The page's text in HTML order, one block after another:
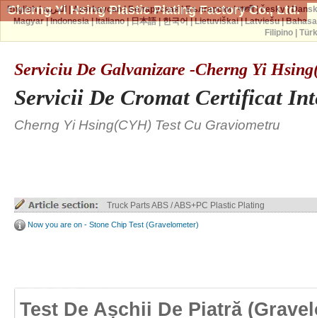
Cherng Yi Hsing Plastic Plating Factory Co., Ltd.
Serviciu De Galvanizare -Cherng Yi
Servicii De Cromat Certificat
Cherng Yi Hsing(CYH) Test Cu Graviometru
Truck Parts ABS / ABS+PC Plastic Plating
Now you are on - Stone Chip Test (Gravelometer)
Test De Așchii De Piatră
English|العربية |Azərbaycan|Беларуская|Български|বাঙ্গালী|česky|
Magyar|Indonesia|Italiano|日本語|한국어|Lietuviškai|Latviešu|
Filipino|